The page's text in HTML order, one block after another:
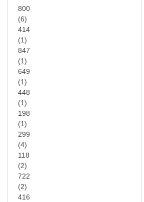
800
(6)
414
(1)
847
(1)
649
(1)
448
(1)
198
(1)
299
(4)
118
(2)
722
(2)
416